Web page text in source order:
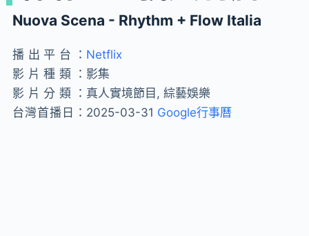
Nuova Scena - Rhythm + Flow Italia
播出平台： Netflix
影片種類： 影集
影片分類： 真人實境節目, 綜藝娛樂
台灣首播日： 2025-03-31 Google行事曆